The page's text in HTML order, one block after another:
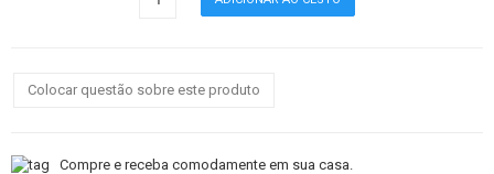
Colocar questão sobre este produto
Compre e receba comodamente em sua casa.